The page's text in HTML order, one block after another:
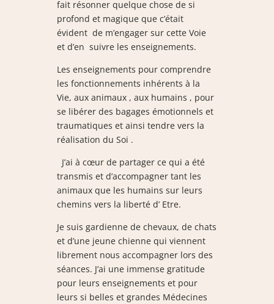
fait résonner quelque chose de si
profond et magique que c’était
évident de m’engager sur cette Voie
et d’en suivre les enseignements.
Les enseignements pour comprendre
les fonctionnements inhérents à la
Vie, aux animaux , aux humains , pour
se libérer des bagages émotionnels et
traumatiques et ainsi tendre vers la
réalisation du Soi .
J’ai à cœur de partager ce qui a été
transmis et d’accompagner tant les
animaux que les humains sur leurs
chemins vers la liberté d’ Etre.
Je suis gardienne de chevaux, de chats
et d’une jeune chienne qui viennent
librement nous accompagner lors des
séances. J’ai une immense gratitude
pour leurs enseignements et pour
leurs si belles et grandes Médecines